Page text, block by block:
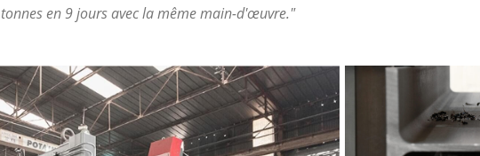
tonnes en 9 jours avec la même main-d'œuvre."